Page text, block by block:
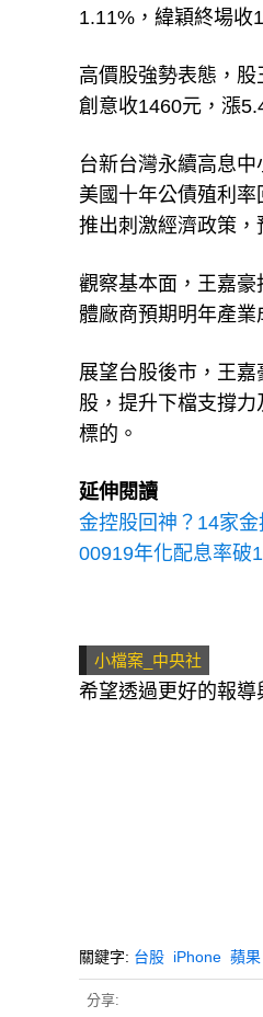
1.11%，緯穎終場收
高價股強勢表態，
創意收1460元，漲
台新台灣永續高息
美國十年公債殖利
推出刺激經濟政策，
觀察基本面，王嘉
體廠商預期明年產
展望台股後市，王
股，提升下檔支撐
標的。
延伸閱讀
金控股回神？14家
00919年化配息率破
小檔案_中央社
希望透過更好的報導
關鍵字: 台股 iPhone 蘋果
分享: